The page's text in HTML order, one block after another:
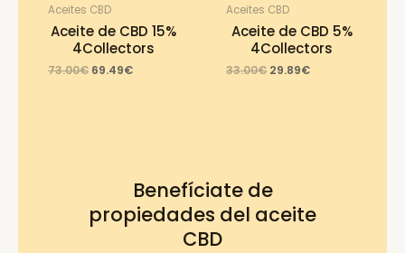
Aceites CBD
Aceite de CBD 15%
4Collectors
73.00€ Original
69.49€Current
Aceites CBD
Aceite de CBD 5%
4Collectors
33.00€ Original
29.89€Current
Benefíciate de
propiedades del aceite
CBD